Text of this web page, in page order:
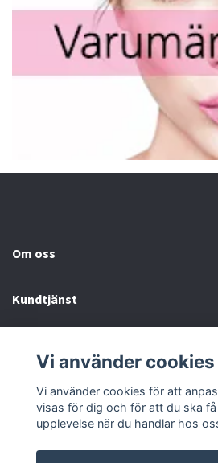
Om oss
Kundtjänst
Sociala medier
Vi använder cookies
Vi använder cookies för att
visas för dig och för att du ska
upplevelse när du handlar hos